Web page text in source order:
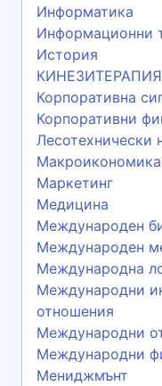
Информатика
Информационни
История
КИНЕЗИТЕРАПИЯ
Корпоративна
Корпоративни
Лесотехнически
Макроикономика
Маркетинг
Медицина
Международен
Международен
Международна
Международни
отношения
Международни
Международни
Мениджмънт